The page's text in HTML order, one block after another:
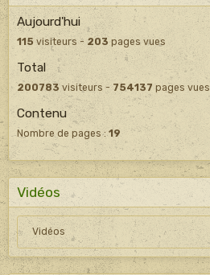
Aujourd'hui
115 visiteurs - 203 pages vues
Total
200783visiteurs -754137 pages vues
Contenu
Nombre de pages :19
Vidéos
Vidéos